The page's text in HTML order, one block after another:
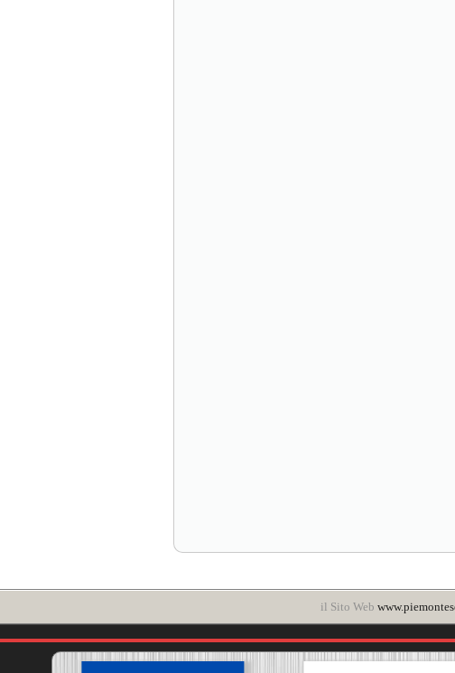
il Sito Web